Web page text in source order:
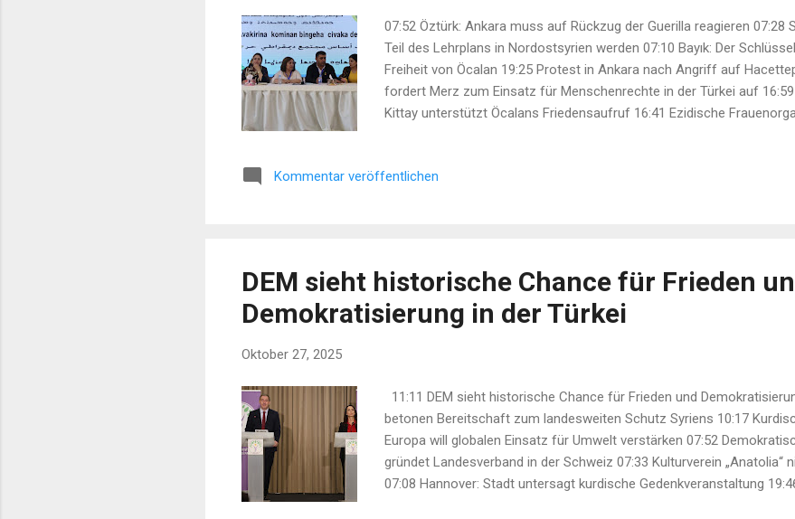
07:52 Öztürk: Ankara muss auf Rückzug der Guerilla reagieren 07:28
Teil des Lehrplans in Nordostsyrien werden 07:10 Bayık: Der
Freiheit von Öcalan 19:25 Protest in Ankara nach Angriff auf
fordert Merz zum Einsatz für Menschenrechte in der Türkei auf
Kittay unterstützt Öcalans Friedensaufruf 16:41 Ezidische
Khalaf in Celle angebracht ...
Kommentar veröffentlichen
DEM sieht historische Chance für Frieden
Demokratisierung in der Türkei
Oktober 27, 2025
11:11 DEM sieht historische Chance für Frieden und
betonen Bereitschaft zum landesweiten Schutz Syriens 10:17
Europa will globalen Einsatz für Umwelt verstärken 07:52
gründet Landesverband in der Schweiz 07:33 Kulturverein „Anatolia“
07:08 Hannover: Stadt untersagt kurdische Gedenkveranstaltung